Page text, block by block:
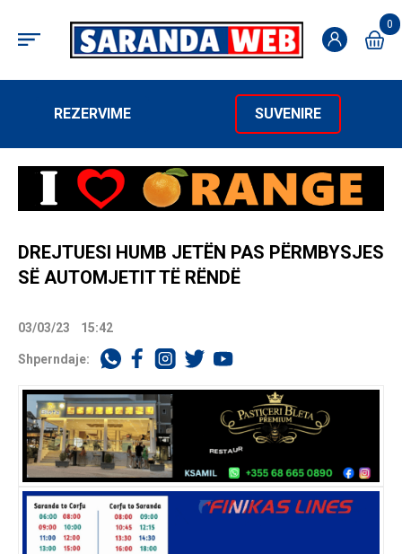
0
REZERVIME SUVENIRE
DREJTUESI HUMB JETËN PAS PËRMBYSJES
SË AUTOMJETIT TË RËNDË
03/03/23 15:42
Shperndaje: